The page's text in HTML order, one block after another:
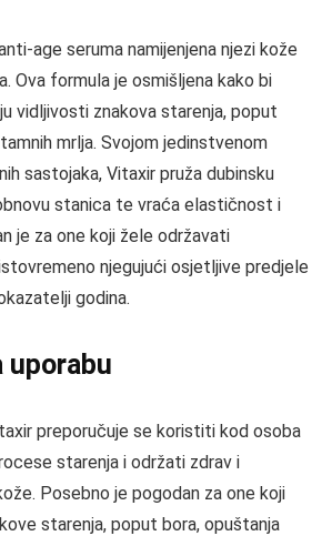
age seruma namijenjena njezi kože
Ova formula je osmišljena kako bi
vidljivosti znakova starenja, poput
mrlja. Svojom jedinstvenom
sastojaka, Vitaxir pruža dubinsku
stanica te vraća elastičnost i
je za one koji žele održavati
njegujući osjetljive predjele
godina.
uporabu
preporučuje se koristiti kod osoba
starenja i održati zdrav i
Posebno je pogodan za one koji
starenja, poput bora, opuštanja